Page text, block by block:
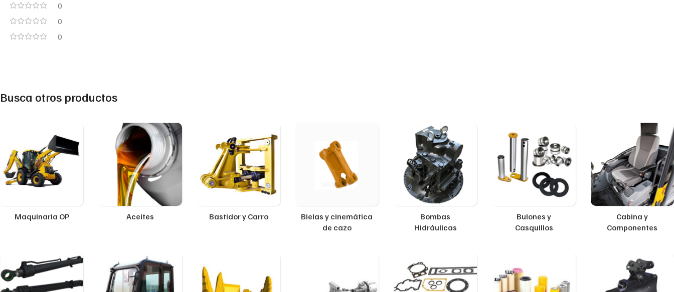
0
0
0
Busca otros productos
Maquinaria OP Aceites Bastidor y Carro
Bielas y cinemática
de cazo
Bombas
Hidráulicas
Bulones y
Casquillos
Cabina y
Componentes